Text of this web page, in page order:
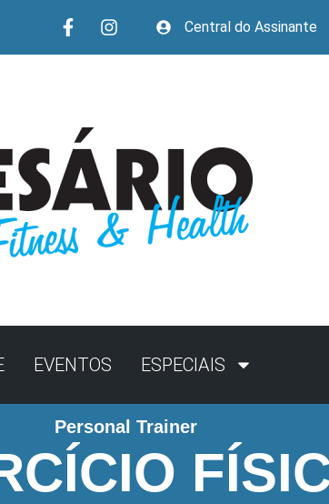
Central do Assinante
EVENTOS ESPECIAIS
Personal Trainer